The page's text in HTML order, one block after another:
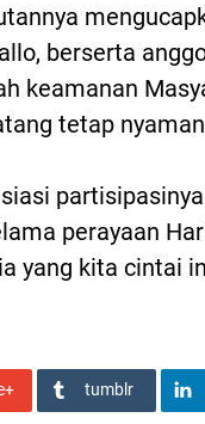
berserta
keamanan
tetap
perayaan
yang kita cintai
tumblr